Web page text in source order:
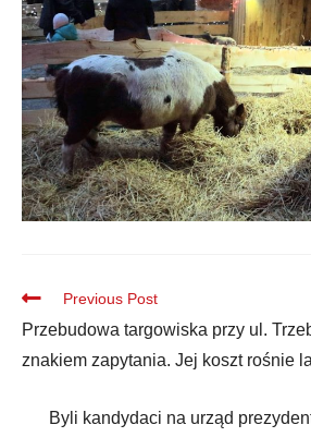
Previous Post
Przebudowa targowiska przy ul.
znakiem zapytania. Jej koszt rośnie
Byli kandydaci na urząd